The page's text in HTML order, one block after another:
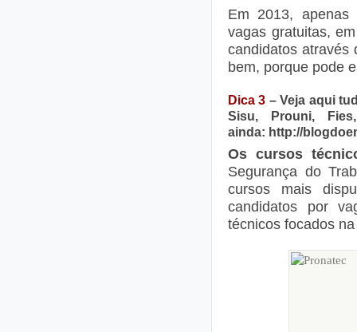
Em 2013,
vagas gratuitas,
candidatos através
bem, porque pode
Dica 3 –Veja aqui
Sisu, Prouni,
ainda: http://
Os cursos
Segurança do
cursos mais
candidatos por
técnicos focados